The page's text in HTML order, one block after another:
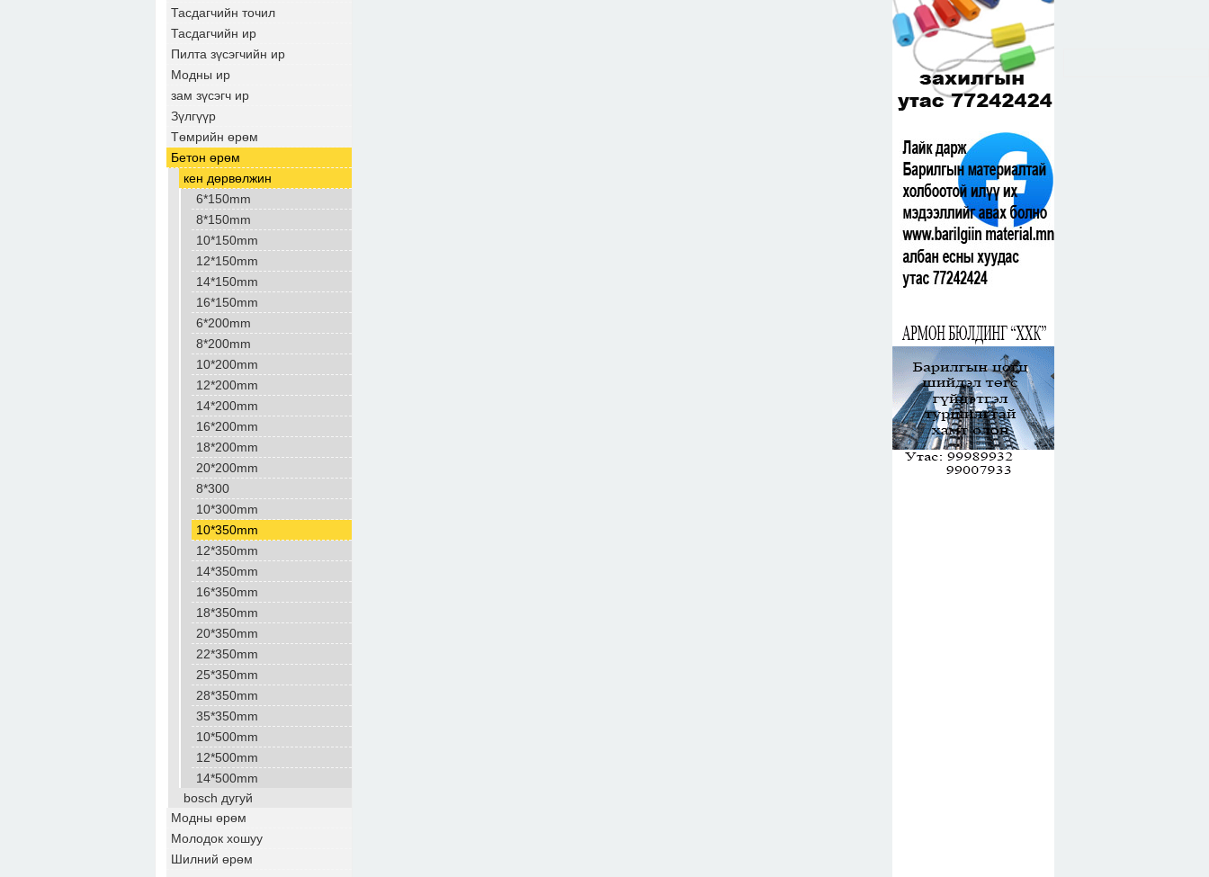
Тасдагчийн точил
Тасдагчийн ир
Пилта зүсэгчийн ир
Модны ир
зам зүсэгч ир
Зүлгүүр
Төмрийн өрөм
Бетон өрөм
кен дөрвөлжин
6*150mm
8*150mm
10*150mm
12*150mm
14*150mm
16*150mm
6*200mm
8*200mm
10*200mm
12*200mm
14*200mm
16*200mm
18*200mm
20*200mm
8*300
10*300mm
10*350mm
12*350mm
14*350mm
16*350mm
18*350mm
20*350mm
22*350mm
25*350mm
28*350mm
35*350mm
10*500mm
12*500mm
14*500mm
bosch дугуй
Модны өрөм
Молодок хошуу
Шилний өрөм